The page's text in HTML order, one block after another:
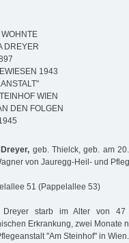
WOHNTE
DREYER
1943
WIEN
DEN FOLGEN
geb. Thielck, geb. am
von Jauregg-Heil- und
51 (Pappelallee 53)
Dreyer starb im Alter von 47
Erkrankung, zwei Monate
"Am Steinhof" in